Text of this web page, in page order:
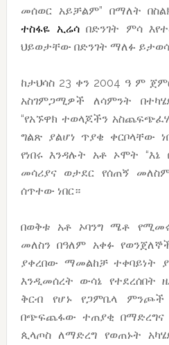
መሰወር አይቻልም” በማለት
ተስፋዬ ኢሬሳበድንገት ምሳ
ህይወታቸው በድንገት ማለፉ
ከታህሳስ 23 ቀን 2004 ዓ ም
አስገምጋሚዎች ለሳምንት
“የአኙዋክ ተወላጆችን
ግልጽ ያልሆነ ጥያቄ ቀርቦላቸው
የነበሩ እንዳሉት አቶ ኦሞት
መሳሪያና ወታደር የሰጠኝ
ሰጥተው ነበር።
በወቅቱ አቶ ኦባንግ ሜቶ
መለስን በዓለም አቀፉ
ያቀረበው ማመልከቻ ተቀባይነት
እንዲመሰረት ውሳኔ የተደረሰበት
ቅርብ የሆኑ የጋምቤላ
በጭፍጨፋው ተጠያቂ
ጲላጦስ ለማድረግ የወጠኑት